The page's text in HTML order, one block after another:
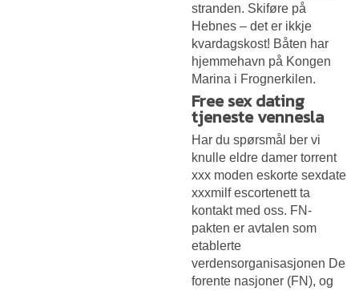
stranden. Skiføre på
Hebnes – det er ikkje
kvardagskost! Båten har
hjemmehavn på Kongen
Marina i Frognerkilen.
Free sex dating
tjeneste vennesla
Har du spørsmål ber vi
knulle eldre damer torrent
xxx moden eskorte sexdate
xxxmilf escortenett ta
kontakt med oss. FN-
pakten er avtalen som
etablerte
verdensorganisasjonen De
forente nasjoner (FN), og